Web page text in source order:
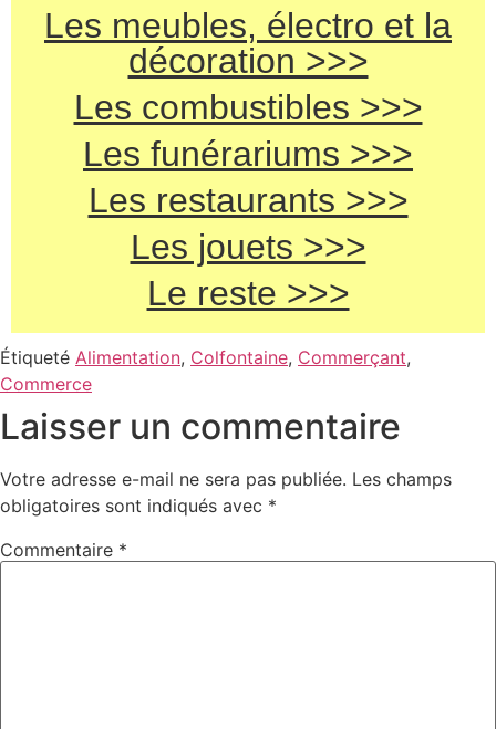
Les meubles, électro et la
décoration >>>
Les combustibles >>>
Les funérariums >>>
Les restaurants >>>
Les jouets >>>
Le reste >>>
Étiqueté Alimentation, Colfontaine, Commerçant,
Commerce
Laisser un commentaire
Votre adresse e-mail ne sera pas publiée. Les champs
obligatoires sont indiqués avec *
Commentaire *